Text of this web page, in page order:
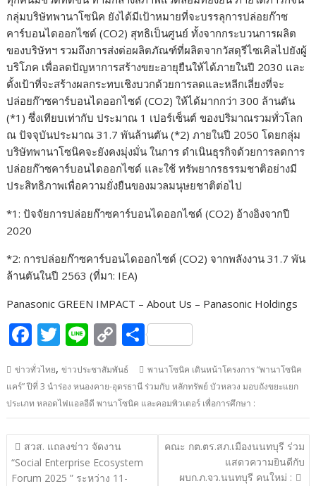
กลุ่มบริษัทพานาโซนิค ยังได้มีเป้าหมายที่จะบรรลุการปล่อยก๊าซ
คาร์บอนไดออกไซด์ (CO2) สุทธิเป็นศูนย์ ทั้งจากกระบวนการผลิต
ของบริษัทฯ รวมถึงการส่งต่อผลิตภัณฑ์ที่ผลิตจากวัสดุรีไซเคิลไปยังผู้
บริโภค เพื่อลดปัญหาการสร้างขยะอายุยืนให้ได้ภายในปี 2030 และ
ตั้งเป้าที่จะสร้างผลกระทบเชิงบวกด้วยการลดและหลีกเลี่ยงที่จะ
ปล่อยก๊าซคาร์บอนไดออกไซด์ (CO2) ให้ได้มากกว่า 300 ล้านตัน
(*1) ซึ่งเทียบเท่ากับ ประมาณ 1 เปอร์เซ็นต์ ของปริมาณรวมทั่วโลก
ณ ปัจจุบันประมาณ 31.7 พันล้านตัน (*2) ภายในปี 2050 โดยกลุ่ม
บริษัทพานาโซนิคจะยังคงมุ่งมั่น ในการ ดำเนินธุรกิจด้วยการลดการ
ปล่อยก๊าซคาร์บอนไดออกไซด์ และใช้ ทรัพยากรธรรมชาติอย่างมี
ประสิทธิภาพเพื่อความยั่งยืนของมวลมนุษยชาติต่อไป
*1: ปัจจัยการปล่อยก๊าซคาร์บอนไดออกไซด์ (CO2) อ้างอิงจากปี
2020
*2: การปล่อยก๊าซคาร์บอนไดออกไซด์ (CO2) จากพลังงาน 31.7 พัน
ล้านตันในปี 2563 (ที่มา: IEA)
Panasonic GREEN IMPACT – About Us – Panasonic Holdings
F
ac
e
b
o
o
k
T
itt
er
Li
e
C
o
p
y
Li
n
k
S
ar
e
ข่าวทั่วไทย,ข่าวประชาสัมพันธ์
พานาโซนิค เดินหน้าโครงการ “พานาโซนิค
แคร์” ปีที่ 3 นำร่อง หนองคาย-อุดรธานี ร่วมกับ หลักทรัพย์ บัวหลวง มอบถังขยะแยก
ประเภท หลอดไฟแอลอีดี พานาโซนิค และคอมพิวเตอร์ เพื่อการศึกษา :
แนะแนว
เรื่อง
สวส. แถลงข่าว จัดงาน
“Social Enterprise Ecosystem
Forum 2025 ” ระหว่าง 11-
คณะ กต.ตร.สภ.เมืองนนทบุรี ร่วม
แสดวความยินดีกับ
ผบก.ภ.จว.นนทบุรี คนใหม่ :